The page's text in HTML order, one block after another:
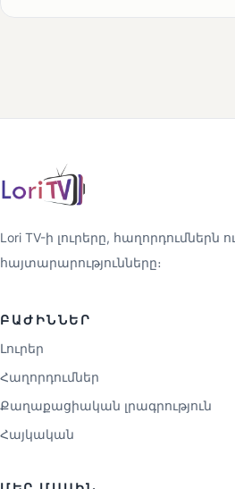
Lori TV-ի լուրերը, հաղորդումներն ու
հայտարարությունները։
ԲԱԺԻՆՆԵՐ
Լուրեր
Հաղորդումներ
Քաղաքացիական լրագրություն
Հայկական